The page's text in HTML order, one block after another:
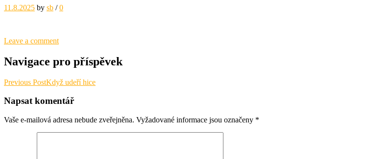
11.8.2025 by sb / 0
Leave a comment
Navigace pro příspěvek
Previous PostKdyž udeří hice
Napsat komentář
Vaše e-mailová adresa nebude zveřejněna. Vyžadované informace jsou označeny *